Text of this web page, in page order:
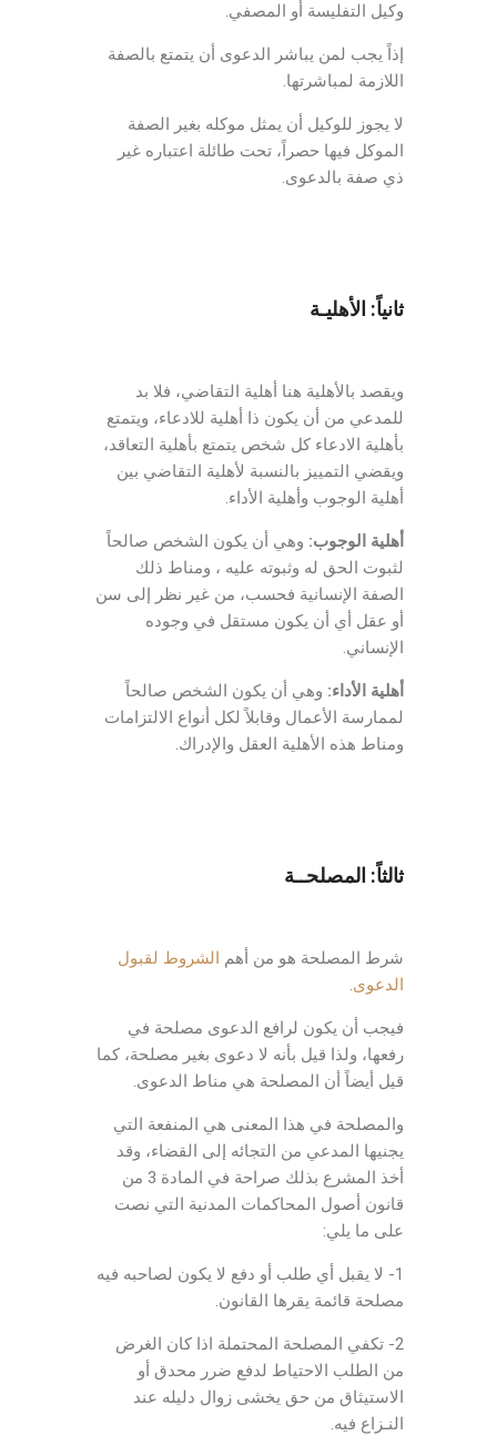
وكيل التفليسة أو المصفي.
إذاً يجب لمن يباشر الدعوى أن يتمتع بالصفة
اللازمة لمباشرتها.
لا يجوز للوكيل أن يمثل موكله بغير الصفة
الموكل فيها حصراً، تحت طائلة اعتباره غير
ذي صفة بالدعوى.
ثانياً: الأهليـة
ويقصد بالأهلية هنا أهلية التقاضي، فلا بد
للمدعي من أن يكون ذا أهلية للادعاء، ويتمتع
بأهلية الادعاء كل شخص يتمتع بأهلية التعاقد،
ويقضي التمييز بالنسبة لأهلية التقاضي بين
أهلية الوجوب وأهلية الأداء.
أهلية الوجوب: وهي أن يكون الشخص صالحاً
لثبوت الحق له وثبوته عليه ، ومناط ذلك
الصفة الإنسانية فحسب، من غير نظر إلى سن
أو عقل أي أن يكون مستقل في وجوده
الإنساني.
أهلية الأداء: وهي أن يكون الشخص صالحاً
لممارسة الأعمال وقابلاً لكل أنواع الالتزامات
ومناط هذه الأهلية العقل والإدراك.
ثالثاً: المصلحــة
شرط المصلحة هو من أهم الشروط لقبول
الدعوى.
فيجب أن يكون لرافع الدعوى مصلحة في
رفعها، ولذا قيل بأنه لا دعوى بغير مصلحة، كما
قيل أيضاً أن المصلحة هي مناط الدعوى.
والمصلحة في هذا المعنى هي المنفعة التي
يجنيها المدعي من التجائه إلى القضاء، وقد
أخذ المشرع بذلك صراحة في المادة 3 من
قانون أصول المحاكمات المدنية التي نصت
على ما يلي:
1- لا يقبل أي طلب أو دفع لا يكون لصاحبه فيه
مصلحة قائمة يقرها القانون.
2- تكفي المصلحة المحتملة اذا كان الغرض
من الطلب الاحتياط لدفع ضرر محدق أو
الاستيثاق من حق يخشى زوال دليله عند
النـزاع فيه.